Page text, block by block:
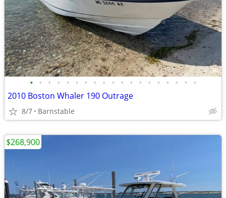
• • • • • • • • • • • • • • • • • • •
2010 Boston Whaler 190 Outrage
8/7 Barnstable
$268,900